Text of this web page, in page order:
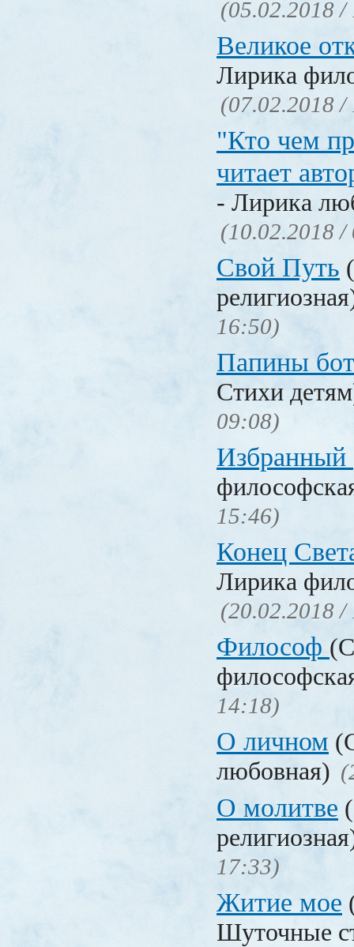
(05.02.2018 /
Великое
Лирика
(07.02.2018 /
"Кто чем
читает
- Лирика
(10.02.2018 /
Свой Путь
16:50)
Папины
Стихи
09:08)
Избранный
15:46)
Конец
Лирика
(20.02.2018 /
Философ
14:18)
О личном
любовная)
О молитве
17:33)
Житие мое
Шуточные